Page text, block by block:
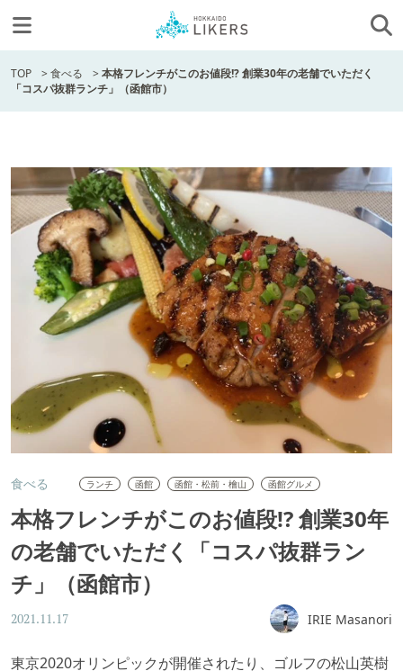
TOP >食べる >本格フレンチがこのお値段!? 創業30年の老舗でいただく
「コスパ抜群ランチ」（函館市）
食べる ランチ 函館 函館・松前・檜山 函館グルメ
本格フレンチがこのお値段!? 創業30年
の老舗でいただく「コスパ抜群ラン
チ」（函館市）
2021.11.17 IRIE Masanori
東京2020オリンピックが開催されたり、ゴルフの松山英樹